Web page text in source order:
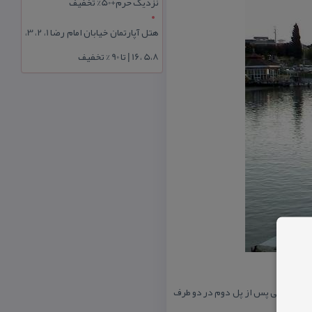
یعنی پس از پل دوم در دو طرف
هتل آپارتمان خیابان امام رضا 1، 2، 3،
5،8 ،16 | تا 90 % تخفیف